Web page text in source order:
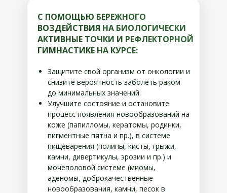
С ПОМОЩЬЮ БЕРЕЖНОГО
ВОЗДЕЙСТВИЯ НА БИОЛОГИЧЕСКИ
АКТИВНЫЕ ТОЧКИ И РЕФЛЕКТОРНОЙ
ГИМНАСТИКЕ НА КУРСЕ:
Защитите свой организм от онкологии и
снизите вероятность заболеть раком
до минимальных значений.
Улучшите состояние и остановите
процесс появления новообразований на
коже (папилломы, кератомы, родинки,
пигментные пятна и пр.), в системе
пищеварения (полипы, кисты, грыжи,
камни, дивертикулы, эрозии и пр.) и
мочеполовой системе (миомы,
аденомы, доброкачественные
новообразования, камни, песок в